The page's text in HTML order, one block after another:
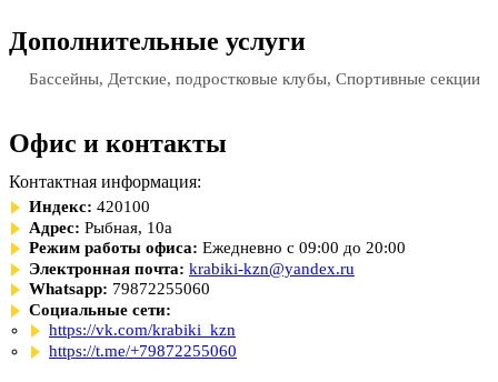
Дополнительные услуги
Бассейны, Детские, подростковые клубы, Спортивные секции
Офис и контакты
Контактная информация:
Индекс: 420100
Адрес: Рыбная, 10а
Режим работы офиса: Ежедневно с 09:00 до 20:00
Электронная почта: krabiki-kzn@yandex.ru
Whatsapp: 79872255060
Социальные сети:
https://vk.com/krabiki_kzn
https://t.me/+79872255060